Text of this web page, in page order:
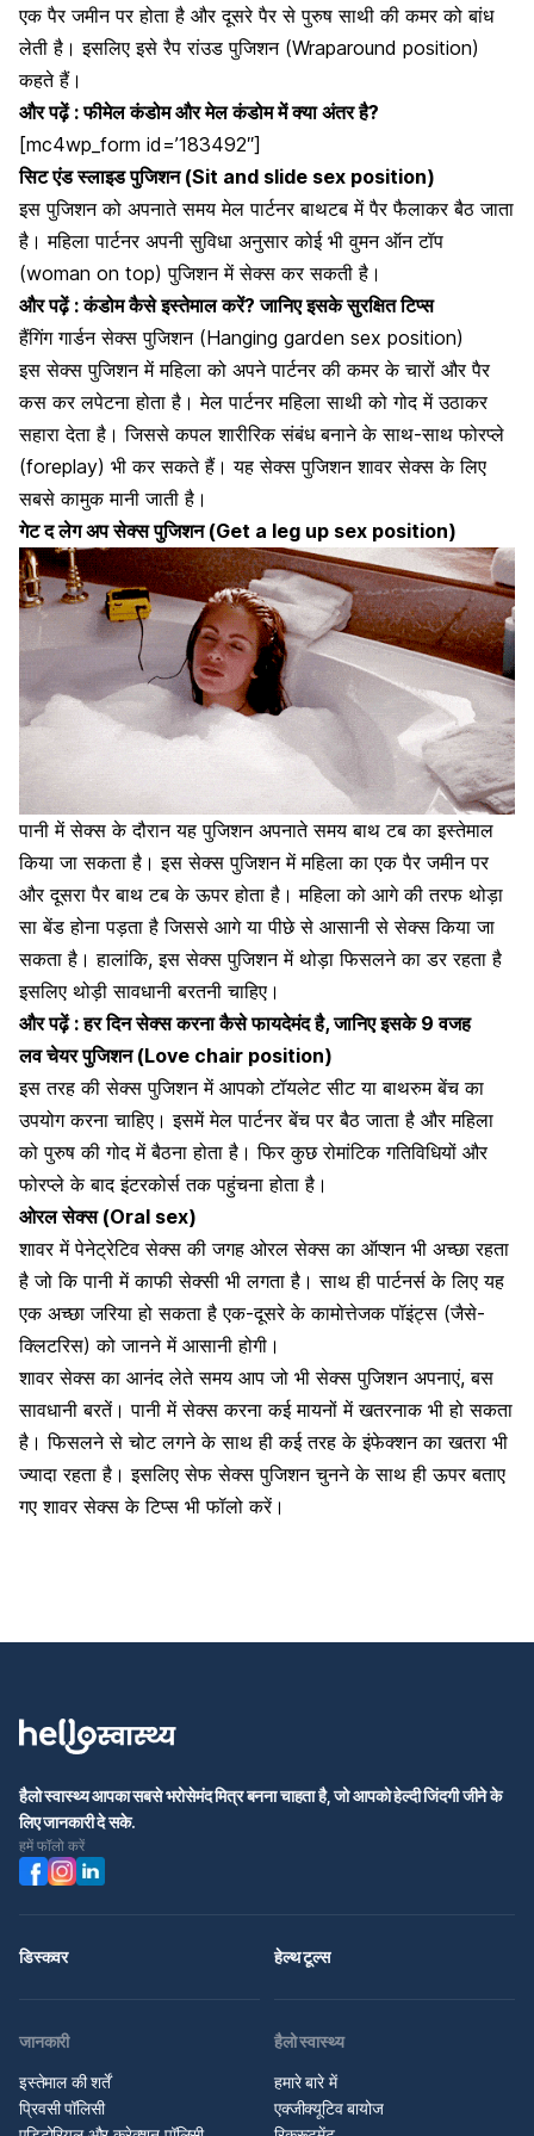
एक पैर जमीन पर होता है और दूसरे पैर से पुरुष साथी की कमर को बांध
लेती है। इसलिए इसे रैप रांउड पुजिशन (Wraparound position)
कहते हैं।
और पढ़ें :फीमेल कंडोम और मेल कंडोम में क्या अंतर है?
[mc4wp_form id=’183492″]
सिट एंड स्लाइड पुजिशन (Sit and slide sex position)
इस पुजिशन को अपनाते समय मेल पार्टनर बाथटब में पैर फैलाकर बैठ जाता
है। महिला पार्टनर अपनी सुविधा अनुसार कोई भी वुमन ऑन टॉप
(woman on top) पुजिशन में सेक्स कर सकती है।
और पढ़ें :कंडोम कैसे इस्तेमाल करें? जानिए इसके सुरक्षित टिप्स
हैंगिंग गार्डन सेक्स पुजिशन (Hanging garden sex position)
इस सेक्स पुजिशन में महिला को अपने पार्टनर की कमर के चारों और पैर
कस कर लपेटना होता है। मेल पार्टनर महिला साथी को गोद में उठाकर
सहारा देता है। जिससे कपल शारीरिक संबंध बनाने के साथ-साथफोरप्ले
(foreplay) भी कर सकते हैं। यह सेक्स पुजिशन शावर सेक्स के लिए
सबसे कामुक मानी जाती है।
गेट द लेग अप सेक्स पुजिशन (Get a leg up sex position)
पानी में सेक्स के दौरान यह पुजिशन अपनाते समय बाथ टब का इस्तेमाल
किया जा सकता है। इस सेक्स पुजिशन में महिला का एक पैर जमीन पर
और दूसरा पैर बाथ टब के ऊपर होता है। महिला को आगे की तरफ थोड़ा
सा बेंड होना पड़ता है जिससे आगे या पीछे से आसानी से सेक्स किया जा
सकता है। हालांकि, इस सेक्स पुजिशन में थोड़ा फिसलने का डर रहता है
इसलिए थोड़ी सावधानी बरतनी चाहिए।
और पढ़ें :हर दिन सेक्स करना कैसे फायदेमंद है, जानिए इसके 9 वजह
लव चेयर पुजिशन (Love chair position)
इस तरह की सेक्स पुजिशन में आपको टॉयलेट सीट या बाथरुम बेंच का
उपयोग करना चाहिए। इसमें मेल पार्टनर बेंच पर बैठ जाता है और महिला
को पुरुष की गोद में बैठना होता है। फिर कुछ रोमांटिक गतिविधियों और
फोरप्ले के बाद इंटरकोर्स तक पहुंचना होता है।
ओरल सेक्स(Oral sex)
शावर में पेनेट्रेटिव सेक्स की जगह ओरल सेक्स का ऑप्शन भी अच्छा रहता
है जो कि पानी में काफी सेक्सी भी लगता है। साथ ही पार्टनर्स के लिए यह
एक अच्छा जरिया हो सकता है एक-दूसरे के कामोत्तेजक पॉइंट्स (जैसे-
क्लिटरिस) को जानने में आसानी होगी।
शावर सेक्स का आनंद लेते समय आप जो भी सेक्स पुजिशन अपनाएं, बस
सावधानी बरतें। पानी में सेक्स करना कई मायनों में खतरनाक भी हो सकता
है। फिसलने से चोट लगने के साथ ही कई तरह केइंफेक्शन का खतरा भी
ज्यादा रहता है। इसलिए सेफ सेक्स पुजिशन चुनने के साथ ही ऊपर बताए
गए शावर सेक्स के टिप्स भी फॉलो करें।
हैलो स्वास्थ्य आपका सबसे भरोसेमंद मित्र बनना चाहता है, जो आपको हेल्दी जिंदगी जीने के
लिए जानकारी दे सके.
हमें फॉलो करें
डिस्कवर हेल्थ टूल्स
जानकारी
इस्तेमाल की शर्तें
प्रिवसी पॉलिसी
हैलो स्वास्थ्य
हमारे बारे में
एक्जीक्यूटिव बायोज